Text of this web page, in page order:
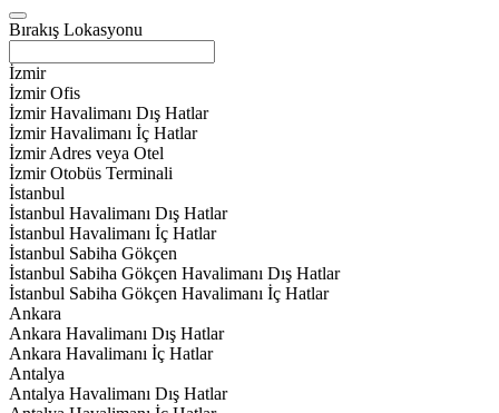
Bırakış Lokasyonu
İzmir
İzmir Ofis
İzmir Havalimanı Dış Hatlar
İzmir Havalimanı İç Hatlar
İzmir Adres veya Otel
İzmir Otobüs Terminali
İstanbul
İstanbul Havalimanı Dış Hatlar
İstanbul Havalimanı İç Hatlar
İstanbul Sabiha Gökçen
İstanbul Sabiha Gökçen Havalimanı Dış Hatlar
İstanbul Sabiha Gökçen Havalimanı İç Hatlar
Ankara
Ankara Havalimanı Dış Hatlar
Ankara Havalimanı İç Hatlar
Antalya
Antalya Havalimanı Dış Hatlar